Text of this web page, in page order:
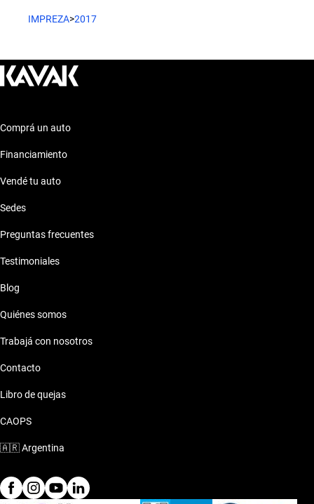
IMPREZA>2017
Comprá un auto
Financiamiento
Vendé tu auto
Sedes
Preguntas frecuentes
Testimoniales
Blog
Quiénes somos
Trabajá con nosotros
Contacto
Libro de quejas
CAOPS
🇦🇷Argentina